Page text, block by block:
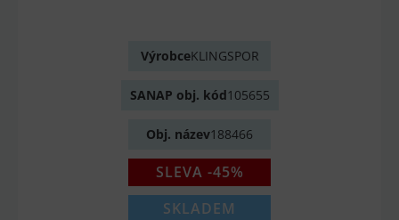
VýrobceKLINGSPOR
SANAP obj. kód105655
Obj. název188466
SLEVA -45%
SKLADEM